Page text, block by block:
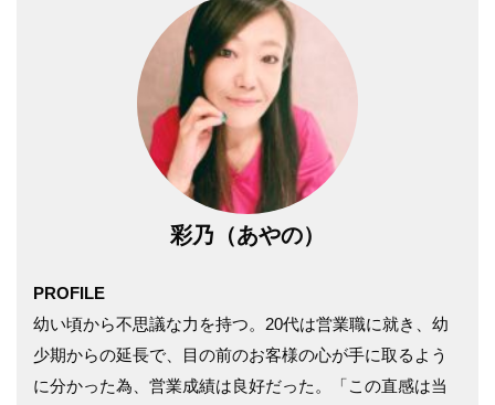
彩乃（あやの）
PROFILE
幼い頃から不思議な力を持つ。20代は営業職に就き、幼
少期からの延長で、目の前のお客様の心が手に取るよう
に分かった為、営業成績は良好だった。「この直感は当